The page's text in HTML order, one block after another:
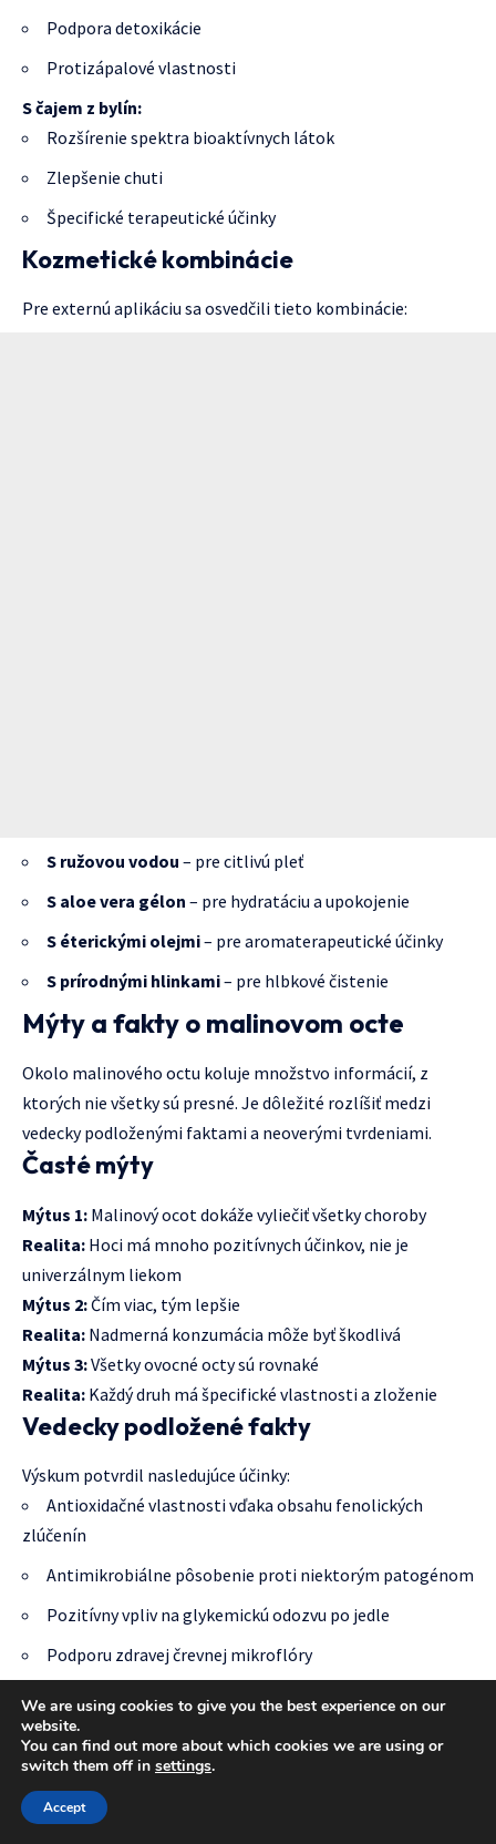
Podpora detoxikácie
Protizápalové vlastnosti
S čajem z bylín:
Rozšírenie spektra bioaktívnych látok
Zlepšenie chuti
Špecifické terapeutické účinky
Kozmetické kombinácie
Pre externú aplikáciu sa osvedčili tieto kombinácie:
S ružovou vodou – pre citlivú pleť
S aloe vera gélon – pre hydratáciu a upokojenie
S éterickými olejmi– pre aromaterapeutické účinky
S prírodnými hlinkami– pre hlbkové čistenie
Mýty a fakty o malinovom octe
Okolo malinového octu koluje množstvo informácií, z
ktorých nie všetky sú presné. Je dôležité rozlíšiť medzi
vedecky podloženými faktami a neoverými tvrdeniami.
Časté mýty
Mýtus 1: Malinový ocot dokáže vyliečiť všetky choroby
Realita: Hoci má mnoho pozitívnych účinkov, nie je
univerzálnym liekom
Mýtus 2:Čím viac, tým lepšie
Realita: Nadmerná konzumácia môže byť škodlivá
Mýtus 3:Všetky ovocné octy sú rovnaké
Realita: Každý druh má špecifické vlastnosti a zloženie
Vedecky podložené fakty
Výskum potvrdil nasledujúce účinky:
Antioxidačné vlastnosti vďaka obsahu fenolických
zlúčenín
Antimikrobiálne pôsobenie proti niektorým patogénom
Pozitívny vpliv na glykemickú odozvu po jedle
Podporu zdravej črevnej mikroflóry
rozumného prístupu k prírodnej liečbe."
We are using cookies to give you the best experience on our
website.
You can find out more about which cookies we are using or
switch them off in settings.
Accept